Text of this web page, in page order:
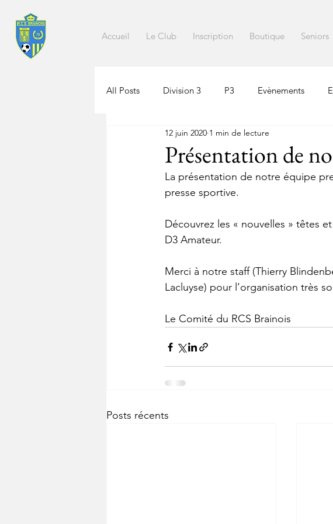
Accueil Le Club Inscription Boutique Seniors
All Posts Division 3 P3 Evènements
Présentation de
12 juin 2020 1 min de lecture
La présentation de notre équipe
presse sportive.
Découvrez les « nouvelles » têtes
D3 Amateur.
Merci à notre staff (Thierry
Lacluyse) pour l’organisation très
Le Comité du RCS Brainois
Posts récents